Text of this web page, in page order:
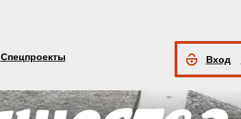
Спецпроекты Вход